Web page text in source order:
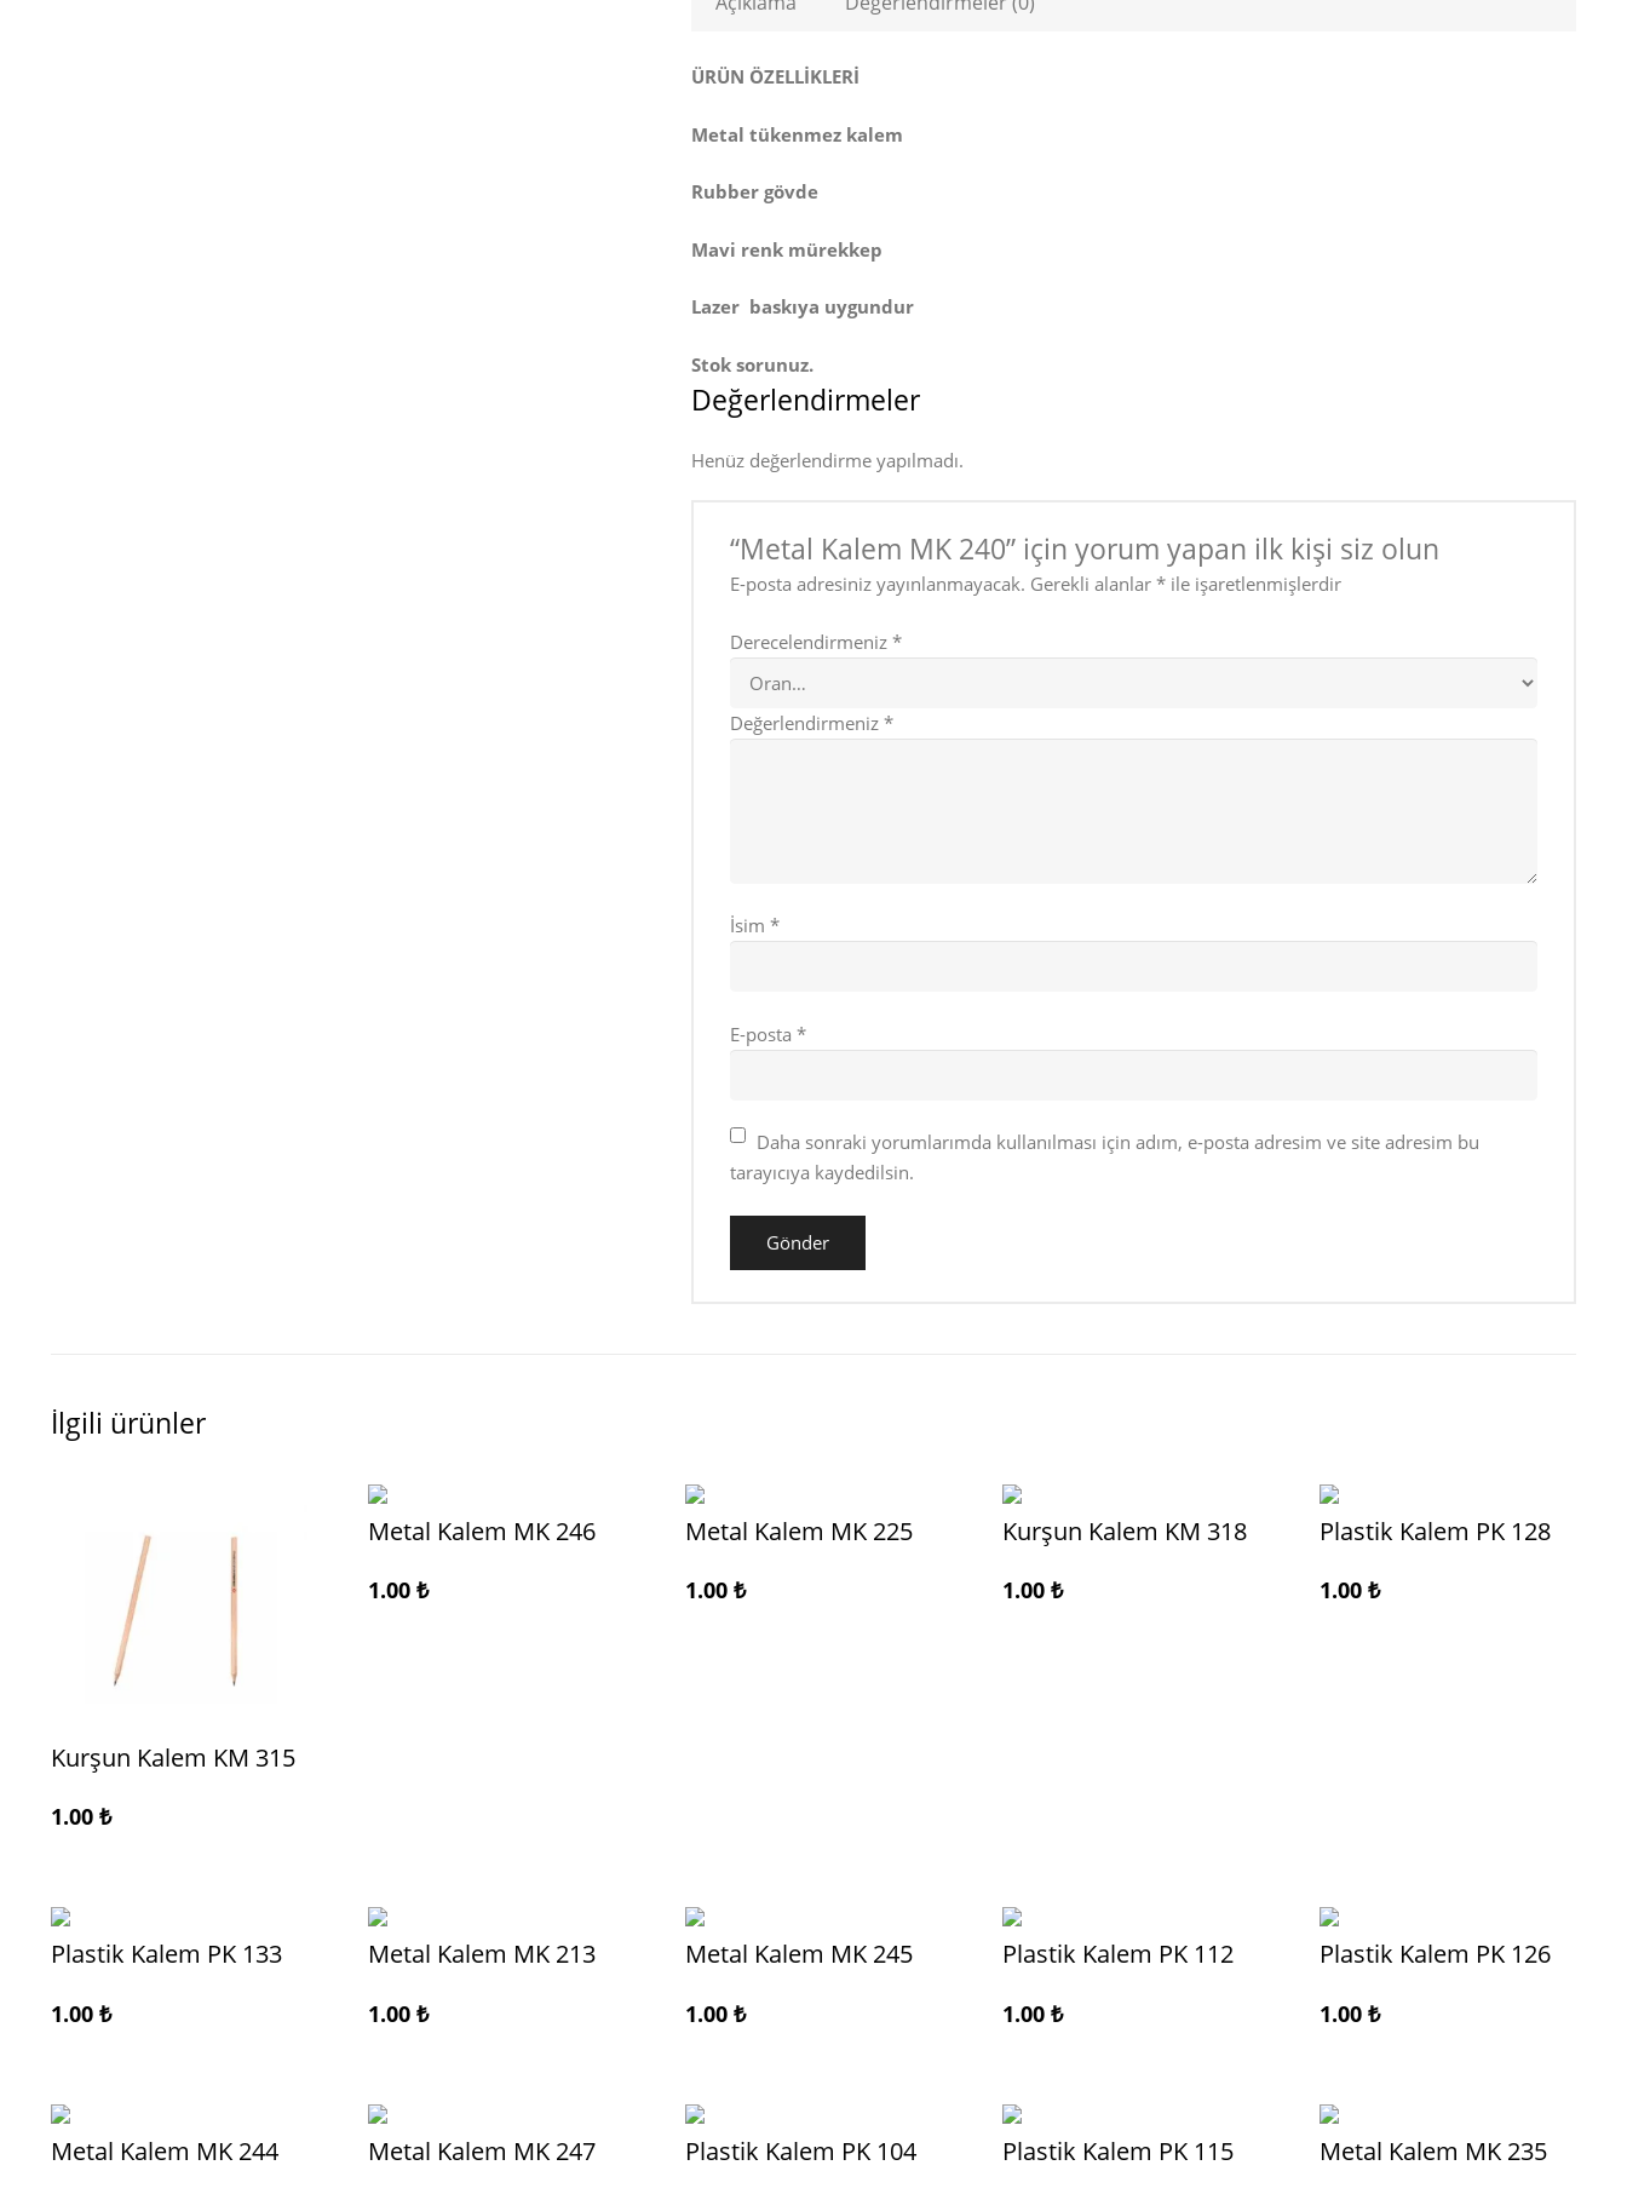
ÜRÜN ÖZELLİKLERİ
Metal tükenmez kalem
Rubber gövde
Mavi renk mürekkep
Lazer baskıya uygundur
Stok sorunuz.
Değerlendirmeler
Henüz değerlendirme yapılmadı.
“Metal Kalem MK 240” için yorum yapan ilk kişi siz olun
E-posta adresiniz yayınlanmayacak. Gerekli alanlar* ile işaretlenmişlerdir
Derecelendirmeniz*
Değerlendirmeniz*
İsim*
E-posta*
Daha sonraki yorumlarımda kullanılması için adım, e-posta adresim ve site adresim bu
tarayıcıya kaydedilsin.
İlgili ürünler
Kurşun Kalem KM 315
1.00 ₺
Metal Kalem MK 246
1.00 ₺
Metal Kalem MK 225
1.00 ₺
Kurşun Kalem KM 318
1.00 ₺
Plastik Kalem PK 128
1.00 ₺
Plastik Kalem PK 133
1.00 ₺
Metal Kalem MK 213
1.00 ₺
Metal Kalem MK 245
1.00 ₺
Plastik Kalem PK 112
1.00 ₺
Plastik Kalem PK 126
1.00 ₺
Metal Kalem MK 244 Metal Kalem MK 247 Plastik Kalem PK 104 Plastik Kalem PK 115 Metal Kalem MK 235